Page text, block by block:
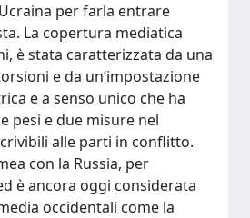
per farla entrare
La copertura mediatica
è stata caratterizzata da una
e da un’impostazione
e a senso unico che ha
pesi e due misure nel
alle parti in conflitto.
con la Russia, per
è ancora oggi considerata
occidentali come la